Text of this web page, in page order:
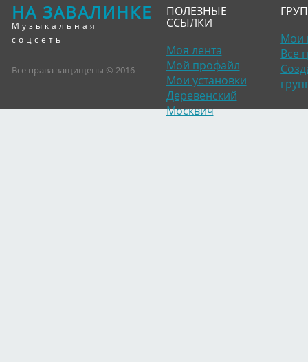
НА ЗАВАЛИНКЕ
Музыкальная
соцсеть
Все права защищены © 2016
ПОЛЕЗНЫЕ
ССЫЛКИ
Моя лента
Мой профайл
Мои установки
Деревенский
Москвич
Мои
Все